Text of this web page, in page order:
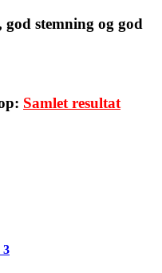
stemning og god
Samlet resultat
3